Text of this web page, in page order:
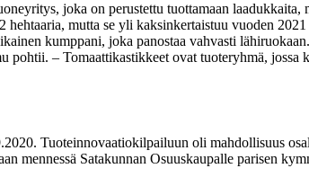
joka on perustettu tuottamaan laadukkaita,
mutta se yli kaksinkertaistuu vuoden
kumppani, joka panostaa vahvasti
pohtii. – Tomaattikastikkeet ovat tuoteryhmä,
Tuoteinnovaatiokilpailuun oli mahdollisuus
mennessä Satakunnan Osuuskaupalle parisen